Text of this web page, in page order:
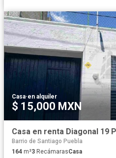
Casa·en alquiler
$ 15,000 MXN
Barrio de Santiago Puebla
164 m²3 RecámarasCasa